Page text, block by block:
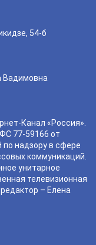
54-б
Вадимовна
Канал «Россия».
77-59166 от
надзору в сфере
коммуникаций.
унитарное
телевизионная
– Елена